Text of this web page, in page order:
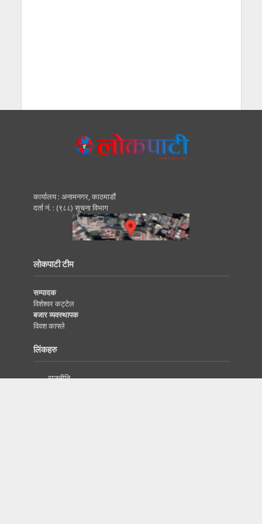
कार्यालय : अनामनगर, काठमाडाैं
दर्ता नं. : (९८८) सूचना विभाग
लोकपाटी टीम
सम्पादक
विशेश्वर कट्टेल
बजार व्यवस्थापक
विवश काफ्ले
लिंकहरु
राजनीति